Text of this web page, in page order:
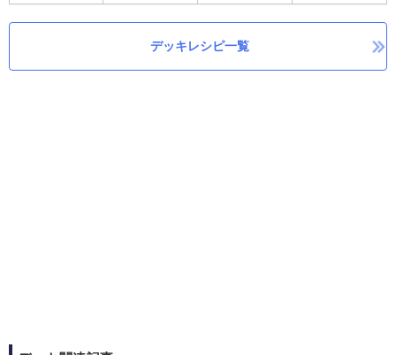
デッキレシピ一覧